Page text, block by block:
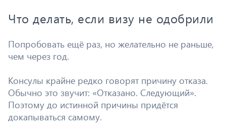
Что делать, если визу не одобрили
Попробовать ещё раз, но желательно не раньше,
чем через год.
Консулы крайне редко говорят причину отказа.
Обычно это звучит: «Отказано. Следующий».
Поэтому до истинной причины придётся
докапываться самому.